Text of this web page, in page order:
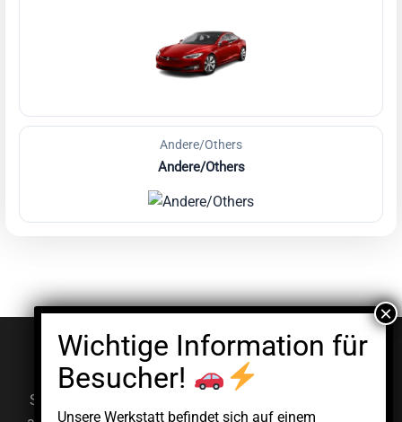
Andere/Others
Andere/Others
© EV Clinic 2026
Impressum Datenschutzerklärung
Serviceleistungen, Diagnosen und Reparaturen werden
Unsere Werkstatt befindet sich auf einem